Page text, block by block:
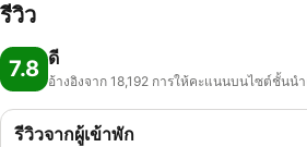
รีวิว
7.8 ดี
อ้างอิงจาก 18,192 การให้คะแนนบนไซต์ชั้นนำ
รีวิวจากผู้เข้าพัก